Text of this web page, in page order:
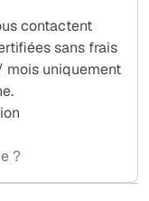
contactent
sans frais
uniquement
?